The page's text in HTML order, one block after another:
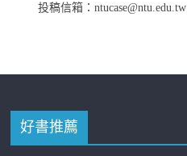
投稿信箱：ntucase@ntu.edu.tw
好書推薦